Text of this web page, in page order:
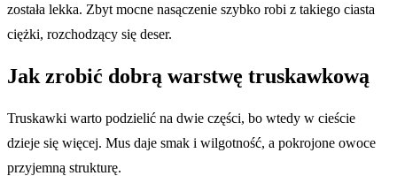
została lekka. Zbyt mocne nasączenie szybko robi z takiego ciasta
ciężki, rozchodzący się deser.
Jak zrobić dobrą warstwę truskawkową
Truskawki warto podzielić na dwie części, bo wtedy w cieście
dzieje się więcej. Mus daje smak i wilgotność, a pokrojone owoce
przyjemną strukturę.